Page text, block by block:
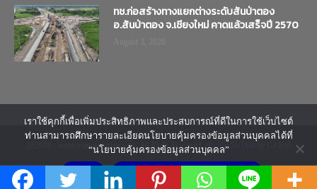
ทช.ก่อสร้างทางแยกต่างระดับสันป่าตอง
อ.สันป่าตอง จ.เชียงใหม่ คาดแล้วเสร็จปี 2570
@2018 - www.transtimenews.co. All Right Reserved. รับทำเว็บไซต์
เราใช้คุกกี้เพื่อเพิ่มประสิทธิภาพและประสบการณ์ที่ดีในการใช้เว็บไซต์
ท่านสามารถศึกษารายละเอียดนโยบายคุ้มครองข้อมูลส่วนบุคคลได้ที่
“นโยบายคุ้มครองข้อมูลส่วนบุคคล”
ยอมรับ นโยบายคุ้มครองข้อมูลส่วนบุคคล